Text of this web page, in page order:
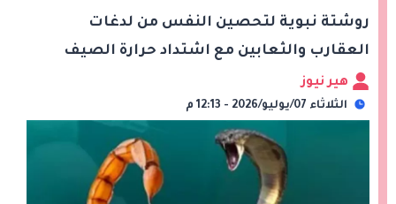
روشتة نبوية لتحصين النفس من لدغات
العقارب والثعابين مع اشتداد حرارة الصيف
هير نيوز
الثلاثاء 07/يوليو/2026 - 12:13 م